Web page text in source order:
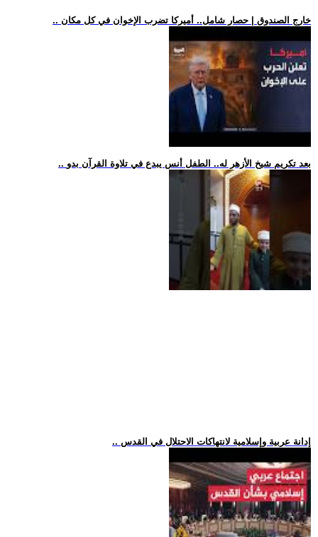
.. خارج الصندوق | حصار شامل.. أميركا تضرب الإخوان في كل مكان
.. بعد تكريم شيخ الأزهر له.. الطفل أنس يبدع في تلاوة القرآن بدو
.. إدانة عربية وإسلامية لانتهاكات الاحتلال في القدس